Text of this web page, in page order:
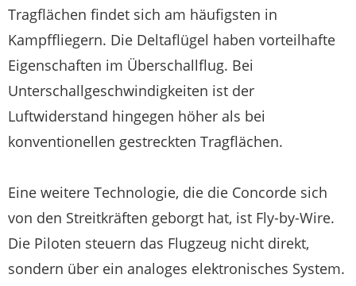
Tragflächen findet sich am häufigsten in
Kampffliegern. Die Deltaflügel haben vorteilhafte
Eigenschaften im Überschallflug. Bei
Unterschallgeschwindigkeiten ist der
Luftwiderstand hingegen höher als bei
konventionellen gestreckten Tragflächen.
Eine weitere Technologie, die die Concorde sich
von den Streitkräften geborgt hat, ist Fly-by-Wire.
Die Piloten steuern das Flugzeug nicht direkt,
sondern über ein analoges elektronisches System.